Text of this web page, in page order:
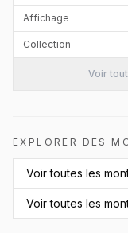
Affichage
Collection
Voir
EXPLORER DES
Voir toutes les
Voir toutes les